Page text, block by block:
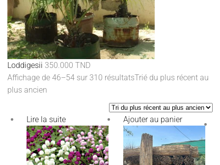
Loddigesii 350.000 TND
Affichage de 46–54 sur 310 résultatsTrié du plus récent au
plus ancien
Lire la suite Ajouter au panier